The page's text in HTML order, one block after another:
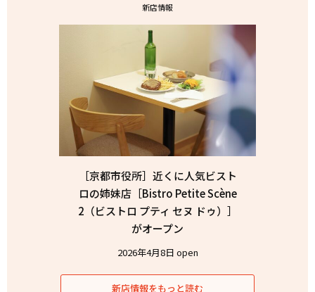
新店情報
［京都市役所］近くに人気ビスト
ロの姉妹店［Bistro Petite Scène
2（ビストロ プティ セヌ ドゥ）］
がオープン
2026年4月8日 open
新店情報をもっと読む